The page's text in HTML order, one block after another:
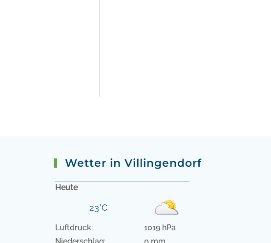
Wetter in Villingendorf
Heute
23°C
Luftdruck:
1019 hPa